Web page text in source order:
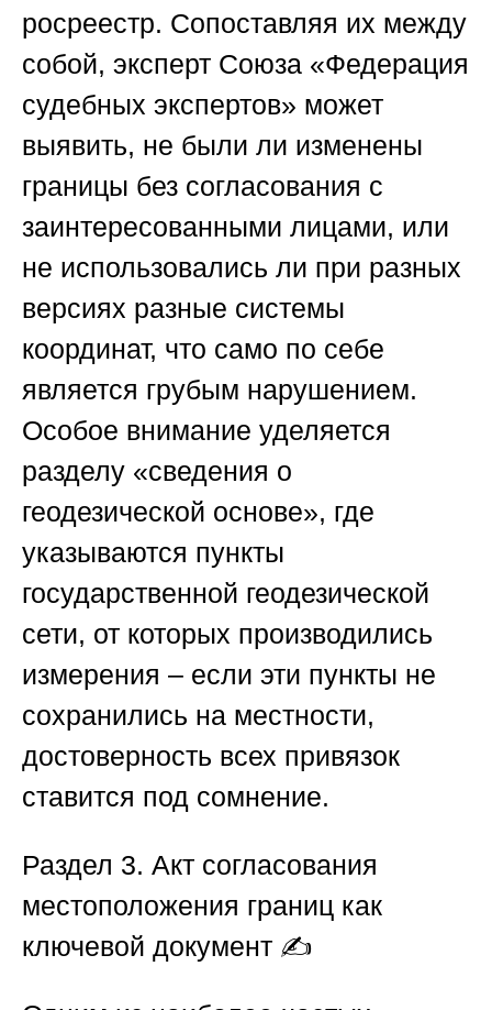
росреестр. Сопоставляя их между
собой, эксперт Союза «Федерация
судебных экспертов» может
выявить, не были ли изменены
границы без согласования с
заинтересованными лицами, или
не использовались ли при разных
версиях разные системы
координат, что само по себе
является грубым нарушением.
Особое внимание уделяется
разделу «сведения о
геодезической основе», где
указываются пункты
государственной геодезической
сети, от которых производились
измерения – если эти пункты не
сохранились на местности,
достоверность всех привязок
ставится под сомнение.
Раздел 3. Акт согласования
местоположения границ как
ключевой документ ✍️